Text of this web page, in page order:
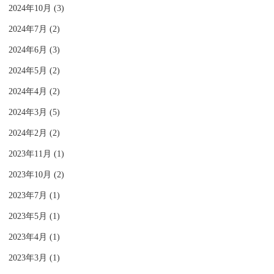
2024年10月 (3)
2024年7月 (2)
2024年6月 (3)
2024年5月 (2)
2024年4月 (2)
2024年3月 (5)
2024年2月 (2)
2023年11月 (1)
2023年10月 (2)
2023年7月 (1)
2023年5月 (1)
2023年4月 (1)
2023年3月 (1)